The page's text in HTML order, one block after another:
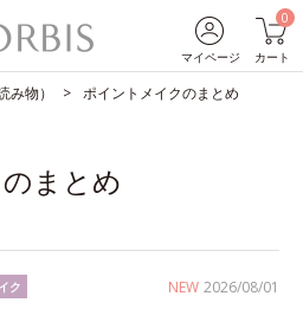
マイページ
0
カート
み物） ポイントメイクのまとめ
まとめ
NEW 2026/08/01
ク